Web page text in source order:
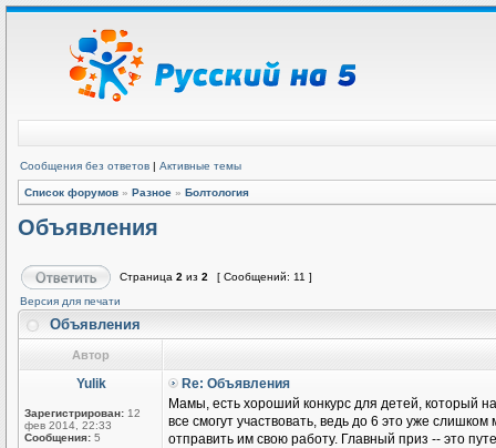
Сообщения без ответов | Активные темы
Список форумов » Разное » Болтология
Объявления
Страница 2 из 2
[ Сообщений: 11 ]
Версия для печати
Объявления
Автор
Yulik
Зарегистрирован: 12
фев 2014, 22:33
Сообщения: 5
Re: Объявления
Мамы, есть хороший конкурс для детей, который
все смогут участвовать, ведь до 6 это уже
отправить им свою работу. Главный приз -- это